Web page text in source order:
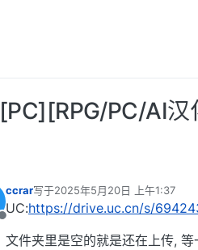
[PC][RPG/PC/AI汉
离线
ccrar写于2025年5月20日 上午1:37
最后由 编辑
UC:https://drive.uc.cn/s/
文件夹里是空的就是还在上传, 等